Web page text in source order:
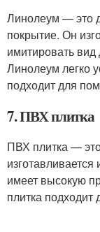
Линолеум — это
покрытие. Он
имитировать
Линолеум легко
подходит для
7. ПВХ плитка
ПВХ плитка —
изготавливается
имеет высокую
плитка подходит